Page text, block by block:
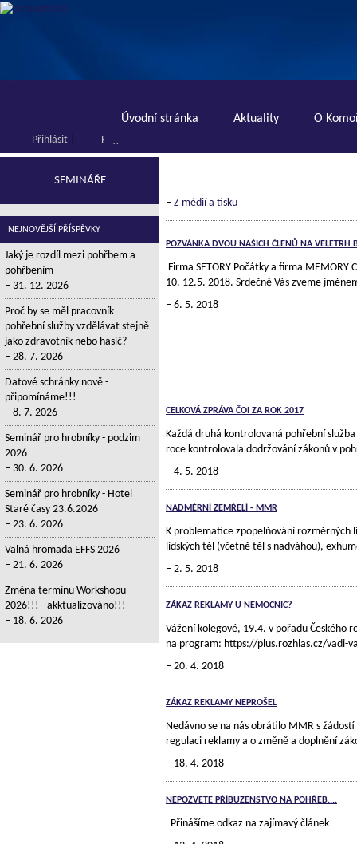
Úvodní stránka Aktuality O
Přihlásit Registrace
– Z médií a tisku
POZVÁNKA DVOU NAŠICH ČLENŮ NA VELETRH
Firma SETORY Počátky a firma MEMORY
10.-12.5. 2018. Srdečně Vás zveme
6. 5. 2018
CELKOVÁ ZPRÁVA ČOI ZA ROK 2017
Každá druhá kontrolovaná pohřební
roce kontrolovala dodržování zákonů v
4. 5. 2018
NADMĚRNÍ ZEMŘELÍ - MMR
K problematice zpopelňování rozměrných
lidských těl (včetně těl s nadváhou),
2. 5. 2018
ZÁKAZ REKLAMY U NEMOCNIC?
Vážení kolegové, 19.4. v pořadu Českého
na program: https://plus.rozhlas.cz/vadi-
20. 4. 2018
ZÁKAZ REKLAMY NEPROŠEL
Nedávno se na nás obrátilo MMR s
regulaci reklamy a o změně a doplnění
18. 4. 2018
NEPOZVETE PŘÍBUZENSTVO NA POHŘEB....
Přinášíme odkaz na zajímavý článek
SEMINÁŘE
NEJNOVĚJŠÍ PŘÍSPĚVKY
Jaký je rozdíl mezi pohřbem a
pohřbením
31. 12. 2026
Proč by se měl pracovník
pohřební služby vzdělávat stejně
jako zdravotník nebo hasič?
28. 7. 2026
Datové schránky nově -
připomínáme!!!
8. 7. 2026
Seminář pro hrobníky - podzim
2026
30. 6. 2026
Seminář pro hrobníky - Hotel
Staré časy 23.6.2026
23. 6. 2026
Valná hromada EFFS 2026
21. 6. 2026
Změna termínu Workshopu
2026!!! - akktualizováno!!!
18. 6. 2026